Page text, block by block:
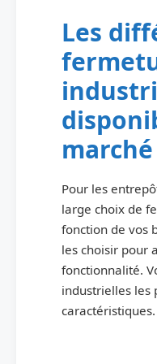
Les
marché
Pour les
large choix de
fonction de vos
les choisir pour
fonctionnalité.
industrielles les
caractéristiques.